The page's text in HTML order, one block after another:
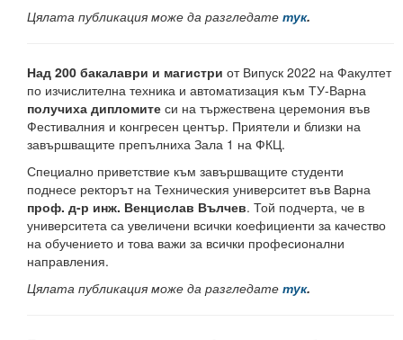
Добруджански технологичен колеж
Начало
Научноизследователски институт
Факултет по изчислителна техника и автоматизация
Машинно-технологичен факултет
Корабостроителен факултет
Цялата публикация може да разгледате тук.
Над 200 бакалаври и магистри от Випуск 2022 на Факултет
по изчислителна техника и автоматизация към ТУ-Варна
получиха дипломите си на тържествена церемония във
Фестивалния и конгресен център. Приятели и близки на
завършващите препълниха Зала 1 на ФКЦ.
Специално приветствие към завършващите студенти
поднесе ректорът на Техническия университет във Варна
проф. д-р инж. Венцислав Вълчев. Той подчерта, че в
университета са увеличени всички коефициенти за качество
на обучението и това важи за всички професионални
направления.
Цялата публикация може да разгледате тук.